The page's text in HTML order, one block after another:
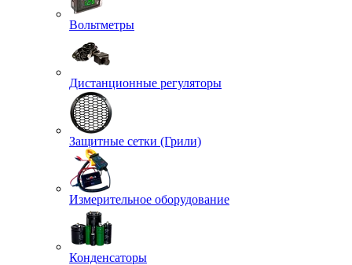
Вольтметры
Дистанционные регуляторы
Защитные сетки (Грили)
Измерительное оборудование
Конденсаторы